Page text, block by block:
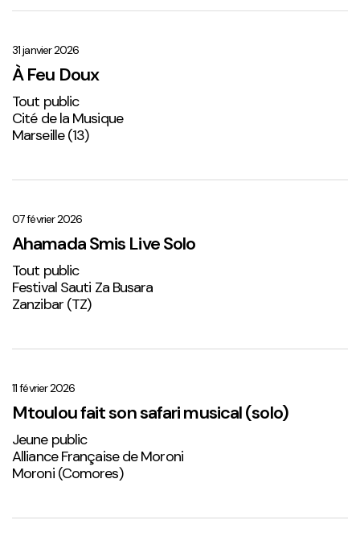
Doux
31 janvier 2026
À Feu Doux
Tout public
Cité de la Musique
Marseille (13)
Live
Solo
1
07 février 2026
Ahamada Smis Live Solo
Tout public
Festival Sauti Za Busara
Zanzibar (TZ)
son
safari
musical
(solo)
11 février 2026
Mtoulou fait son safari musical (solo)
Jeune public
Alliance Française de Moroni
Moroni (Comores)